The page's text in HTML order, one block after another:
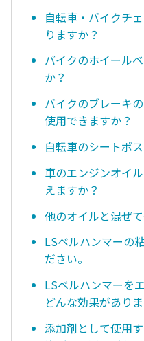
自転車・バイクチ
りますか？
バイクのホイール
か？
バイクのブレーキ
使用できますか？
自転車のシートポ
車のエンジンオイ
えますか？
他のオイルと混ぜ
LSベルハンマーの
ださい。
LSベルハンマーを
どんな効果があり
添加剤として使用